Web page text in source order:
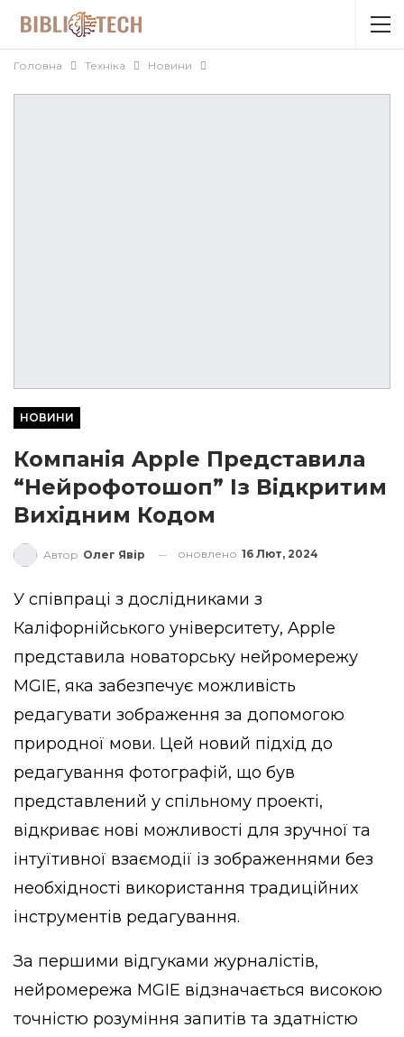
Головна Техніка Новини
НОВИНИ
Компанія Apple Представила
“нейрофотошоп” Із Відкритим
Вихідним Кодом
Автор Олег Явір оновлено 16 Лют, 2024
У співпраці з дослідниками з
Каліфорнійського університету, Apple
представила новаторську нейромережу
MGIE, яка забезпечує можливість
редагувати зображення за допомогою
природної мови. Цей новий підхід до
редагування фотографій, що був
представлений у спільному проекті,
відкриває нові можливості для зручної та
інтуїтивної взаємодії із зображеннями без
необхідності використання традиційних
інструментів редагування.
За першими відгуками журналістів,
нейромережа MGIE відзначається високою
точністю розуміння запитів та здатністю